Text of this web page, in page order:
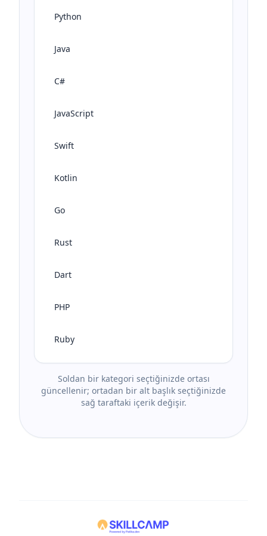
Python
Java
C#
JavaScript
Swift
Kotlin
Go
Rust
Dart
PHP
Ruby
Soldan bir kategori seçtiğinizde ortası
güncellenir; ortadan bir alt başlık seçtiğinizde
sağ taraftaki içerik değişir.